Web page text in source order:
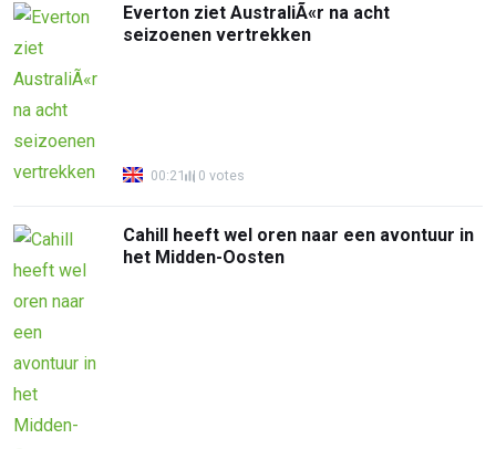
Everton ziet AustraliÃ«r na acht
seizoenen vertrekken
00:21 0 votes
Cahill heeft wel oren naar een avontuur in
het Midden-Oosten